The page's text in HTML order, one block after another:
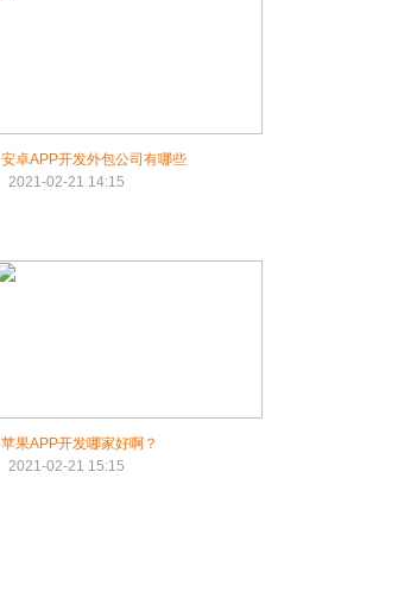
安卓APP开发外包公司有哪些
2021-02-21 14:15
苹果APP开发哪家好啊？
2021-02-21 15:15